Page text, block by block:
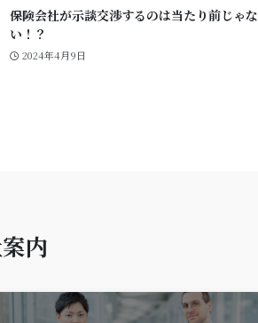
保険会社が示談交渉するのは当たり前じゃな
い！？
2024年4月9日
内